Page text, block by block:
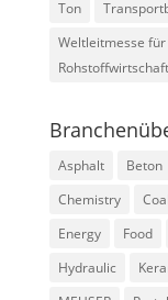
Ton
Weltleitmesse
Rohstoffwirtschaft
Asphalt Beton
Chemistry
Coal
Energy
Food
Hydraulic